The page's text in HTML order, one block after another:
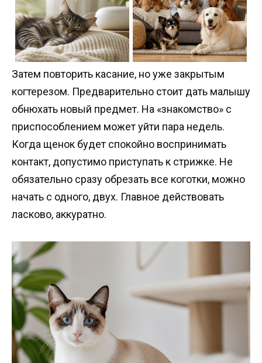
Затем повторить касание, но уже закрытым
когтерезом. Предварительно стоит дать малышу
обнюхать новый предмет. На «знакомство» с
приспособлением может уйти пара недель.
Когда щенок будет спокойно воспринимать
контакт, допустимо приступать к стрижке. Не
обязательно сразу обрезать все коготки, можно
начать с одного, двух. Главное действовать
ласково, аккуратно.